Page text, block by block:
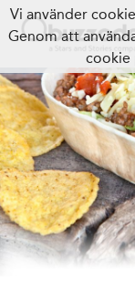
Vi använder
Genom att
cookie